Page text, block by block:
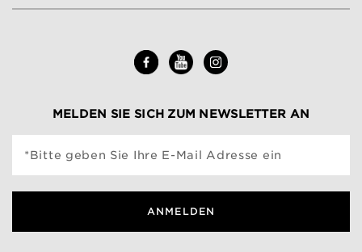
MELDEN SIE SICH ZUM NEWSLETTER AN
*Bitte geben Sie Ihre E-Mail Adresse ein
ANMELDEN